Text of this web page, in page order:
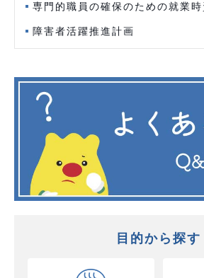
専門的職員の確保のための就業
障害者活躍推進計画
目的から探す